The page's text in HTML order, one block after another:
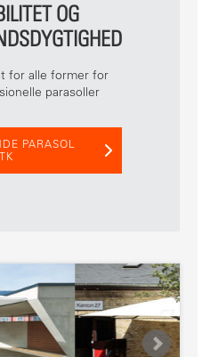
OG
for alle former for
parasoller
PARASOL